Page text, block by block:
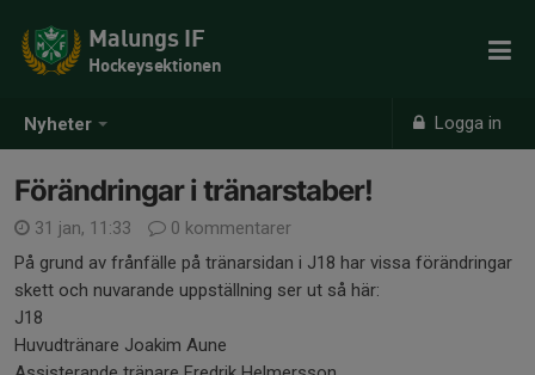
Nyheter Logga in
Malungs IF
Hockeysektionen
Förändringar i tränarstaber!
31 jan, 11:33
0 kommentarer
På grund av frånfälle på tränarsidan i J18 har vissa förändringar
skett och nuvarande uppställning ser ut så här:
J18
Huvudtränare Joakim Aune